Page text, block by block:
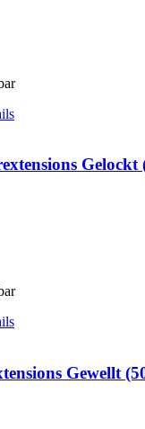
Gelockt
Gewellt